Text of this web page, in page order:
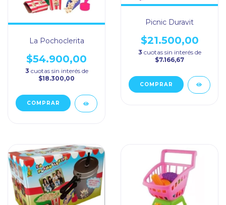
La Pochoclerita
$54.900,00
3 cuotas sin interés de
$18.300,00
Picnic Duravit
$21.500,00
3 cuotas sin interés de
$7.166,67